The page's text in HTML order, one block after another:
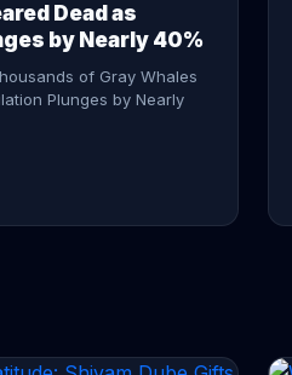
Dead as
by Nearly 40%
of Gray Whales
Plunges by Nearly